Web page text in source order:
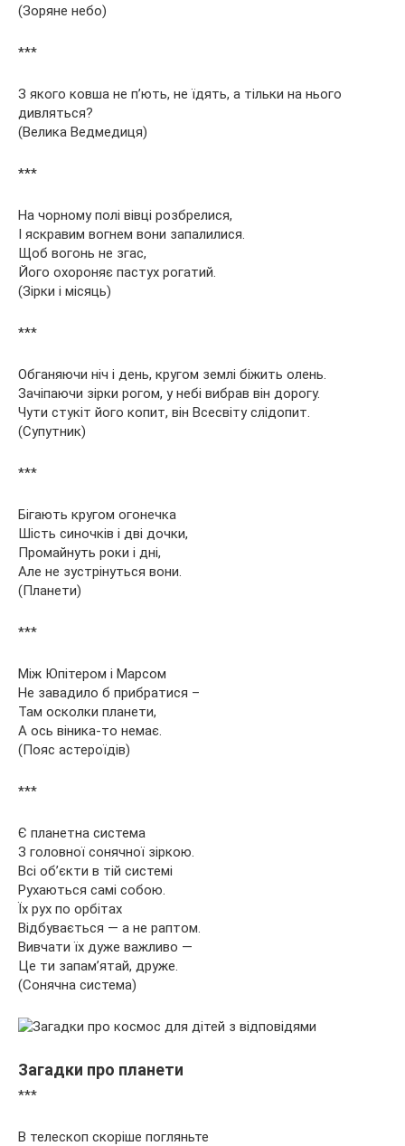
(Зоряне небо)
***
З якого ковша не п’ють, не їдять, а тільки на нього
дивляться?
(Велика Ведмедиця)
***
На чорному полі вівці розбрелися,
І яскравим вогнем вони запалилися.
Щоб вогонь не згас,
Його охороняє пастух рогатий.
(Зірки і місяць)
***
Обганяючи ніч і день, кругом землі біжить олень.
Зачіпаючи зірки рогом, у небі вибрав він дорогу.
Чути стукіт його копит, він Всесвіту слідопит.
(Супутник)
***
Бігають кругом огонечка
Шість синочків і дві дочки,
Промайнуть роки і дні,
Але не зустрінуться вони.
(Планети)
***
Між Юпітером і Марсом
Не завадило б прибратися –
Там осколки планети,
А ось віника-то немає.
(Пояс астероїдів)
***
Є планетна система
З головної сонячної зіркою.
Всі об’єкти в тій системі
Рухаються самі собою.
Їх рух по орбітах
Відбувається — а не раптом.
Вивчати їх дуже важливо —
Це ти запам’ятай, друже.
(Сонячна система)
Загадки про планети
***
В телескоп скоріше погляньте